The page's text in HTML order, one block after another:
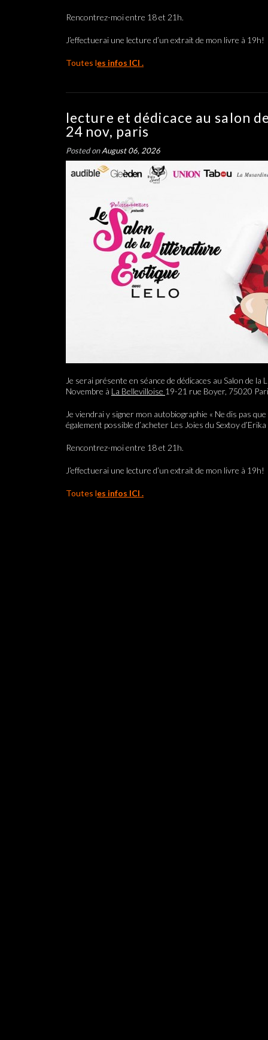
Rencontrez-moi entre 18 et 21h.
J’effectuerai une lecture d’un extrait de mon livre à 19h!
Toutes les infos ICI .
lecture et dédicace au salon
24 nov, paris
Posted onAugust 06, 2026
Je serai présente en séance de dédicaces au Salon de
Novembre à La Bellevilloise 19-21 rue Boyer, 75020
Je viendrai y signer mon autobiographie « Ne dis pas
également possible d’acheter Les Joies du Sextoy
Rencontrez-moi entre 18 et 21h.
J’effectuerai une lecture d’un extrait de mon livre à 19h!
Toutes les infos ICI .